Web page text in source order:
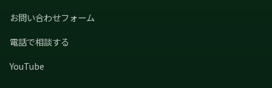
お問い合わせフォーム
電話で相談する
YouTube